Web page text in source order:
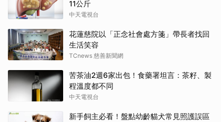
11公斤
中天電視台
花蓮慈院以「正念社會處方箋」帶長者找回
生活笑容
TCnews 慈善新聞網
苦茶油2週6家出包！食藥署坦言：茶籽、製
程溫度都不同
中天電視台
新手飼主必看！盤點幼齡貓犬常見照護誤區